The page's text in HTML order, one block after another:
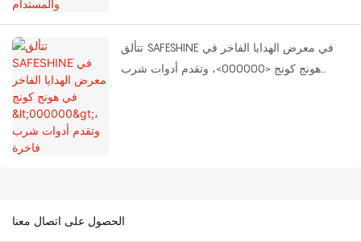
تتألق SAFESHINE في معرض الهدايا الفاخر في
هونج كونج <000000>، وتقدم أدوات شرب
الحصول على اتصال معنا